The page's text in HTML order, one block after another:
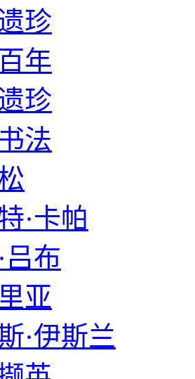
珍
年
珍
法
·卡帕
吕布
亚
·伊斯兰